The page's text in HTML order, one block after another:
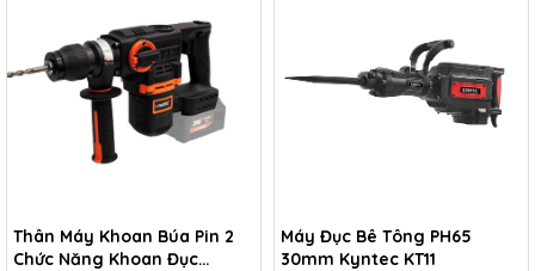
Thân Máy Khoan Búa Pin 2
Chức Năng Khoan Đục
Máy Đục Bê Tông PH65
30mm Kyntec KT11